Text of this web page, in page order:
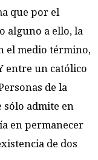
que por el
alguno a ello, la
el medio término,
entre un católico
de la
sólo admite en
en permanecer
de dos